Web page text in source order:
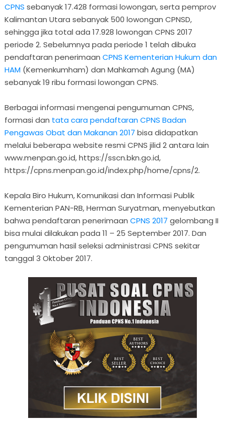
CPNS sebanyak 17.428 formasi lowongan, serta pemprov
Kalimantan Utara sebanyak 500 lowongan CPNSD,
sehingga jika total ada 17.928 lowongan CPNS 2017
periode 2. Sebelumnya pada periode 1 telah dibuka
pendaftaran penerimaan CPNS Kementerian Hukum dan
HAM(Kemenkumham) dan Mahkamah Agung (MA)
sebanyak 19 ribu formasi lowongan CPNS.
Berbagai informasi mengenai pengumuman CPNS,
formasi dan tata cara pendaftaran CPNS Badan
Pengawas Obat dan Makanan 2017 bisa didapatkan
melalui beberapa website resmi CPNS jilid 2 antara lain
www.menpan.go.id, https://sscn.bkn.go.id,
https://cpns.menpan.go.id/index.php/home/cpns/2.
Kepala Biro Hukum, Komunikasi dan Informasi Publik
Kementerian PAN-RB, Herman Suryatman, menyebutkan
bahwa pendaftaran penerimaan CPNS 2017 gelombang II
bisa mulai dilakukan pada 11 – 25 September 2017. Dan
pengumuman hasil seleksi administrasi CPNS sekitar
tanggal 3 Oktober 2017.